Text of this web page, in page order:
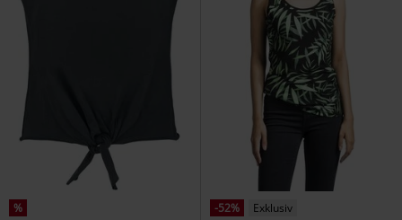
% -52%
Exklusiv